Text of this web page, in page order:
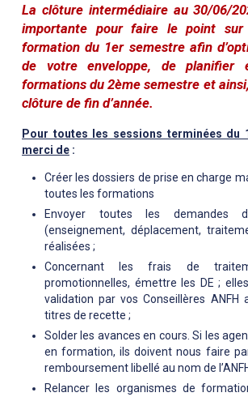
La clôture intermédiaire au 30/06/
importante pour faire le point sur
formation du 1er semestre afin
de votre enveloppe, de planifier
formations du 2ème semestre et
clôture de fin d’année.
Pour toutes les sessions terminées du
merci de :
Créer les dossiers de prise en charge
toutes les formations
Envoyer toutes les demandes
(enseignement, déplacement,
réalisées ;
Concernant les frais de
promotionnelles, émettre les DE ;
validation par vos Conseillères ANFH
titres de recette ;
Solder les avances en cours. Si les
en formation, ils doivent nous faire
remboursement libellé au nom de
Relancer les organismes de